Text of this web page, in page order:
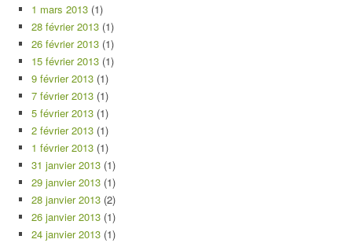
1 mars 2013 (1)
28 février 2013 (1)
26 février 2013 (1)
15 février 2013 (1)
9 février 2013 (1)
7 février 2013 (1)
5 février 2013 (1)
2 février 2013 (1)
1 février 2013 (1)
31 janvier 2013 (1)
29 janvier 2013 (1)
28 janvier 2013 (2)
26 janvier 2013 (1)
24 janvier 2013 (1)